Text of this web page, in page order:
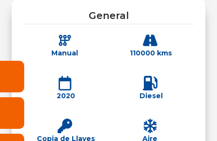
General
Manual 110000 kms
2020 Diesel
Copia de Llaves
Aire